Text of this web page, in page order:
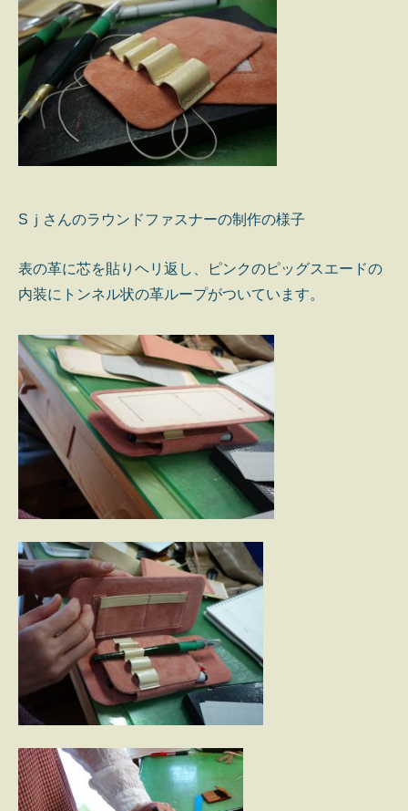
Sｊさんのラウンドファスナーの制作の様子
表の革に芯を貼りヘリ返し、ピンクのピッグスエードの
内装にトンネル状の革ループがついています。